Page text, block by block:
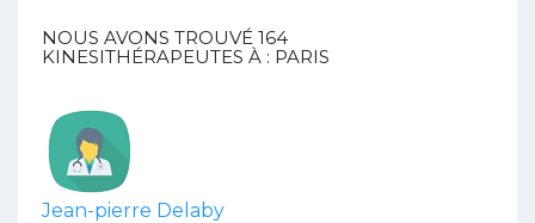
NOUS AVONS TROUVÉ 164
KINESITHÉRAPEUTES À : PARIS
Jean-pierre Delaby